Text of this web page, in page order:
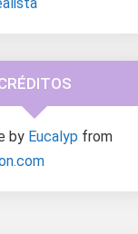
by Eucalyp from